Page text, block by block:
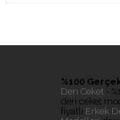
%100
Deri Ceket -
deri ceket
fiyatlı Erkek